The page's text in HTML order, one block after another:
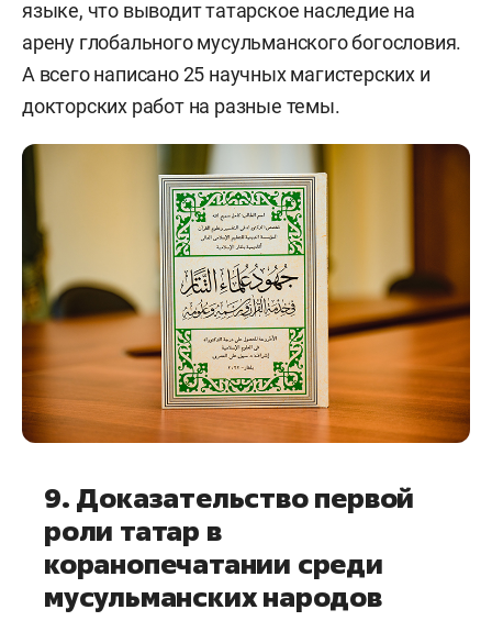
языке, что выводит татарское наследие на
арену глобального мусульманского богословия.
А всего написано 25 научных магистерских и
докторских работ на разные темы.
9. Доказательство первой
роли татар в
коранопечатании среди
мусульманских народов